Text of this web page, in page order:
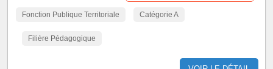
Fonction Publique Territoriale Catégorie A
Filière Pédagogique